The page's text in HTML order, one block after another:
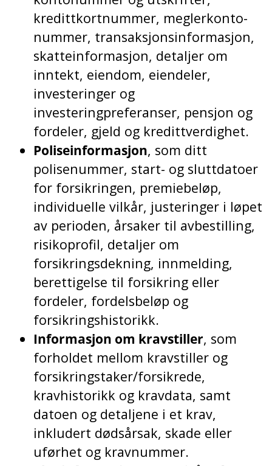
kredittkortnummer, meglerkonto-
nummer, transaksjonsinformasjon,
skatteinformasjon, detaljer om
inntekt, eiendom, eiendeler,
investeringer og
investeringpreferanser, pensjon og
fordeler, gjeld og kredittverdighet.
Poliseinformasjon, som ditt
polisenummer, start- og sluttdatoer
for forsikringen, premiebeløp,
individuelle vilkår, justeringer i løpet
av perioden, årsaker til avbestilling,
risikoprofil, detaljer om
forsikringsdekning, innmelding,
berettigelse til forsikring eller
fordeler, fordelsbeløp og
forsikringshistorikk.
Informasjon om kravstiller, som
forholdet mellom kravstiller og
forsikringstaker/forsikrede,
kravhistorikk og kravdata, samt
datoen og detaljene i et krav,
inkludert dødsårsak, skade eller
uførhet og kravnummer.